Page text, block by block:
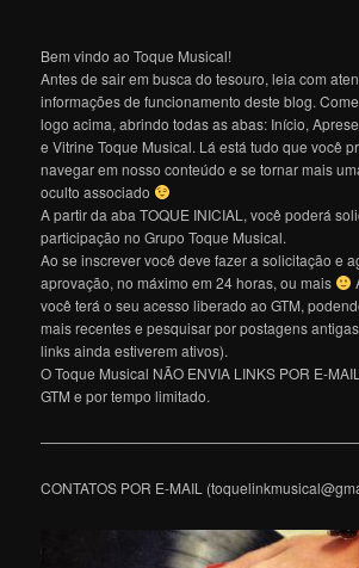
Bem vindo ao Toque Musical!
Antes de sair em busca do tesouro, leia com
informações de funcionamento deste blog.
logo acima, abrindo todas as abas: Início,
e Vitrine Toque Musical. Lá está tudo que você
navegar em nosso conteúdo e se tornar mais
oculto associado
A partir da aba TOQUE INICIAL, você poderá
participação no Grupo Toque Musical.
Ao se inscrever você deve fazer a solicitação e
aprovação, no máximo em 24 horas, ou mais
você terá o seu acesso liberado ao GTM,
mais recentes e pesquisar por postagens
links ainda estiverem ativos).
O Toque Musical NÃO ENVIA LINKS POR E-
GTM e por tempo limitado.
CONTATOS POR E-MAIL